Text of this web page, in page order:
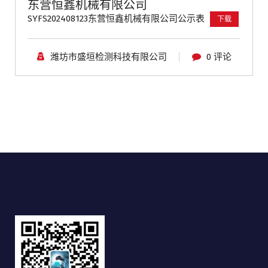
东营恒鑫机械有限公司
SYFS202408123东营恒鑫机械有限公司公示表 下载
潍坊市盛垣检测科技有限公司 0 评论